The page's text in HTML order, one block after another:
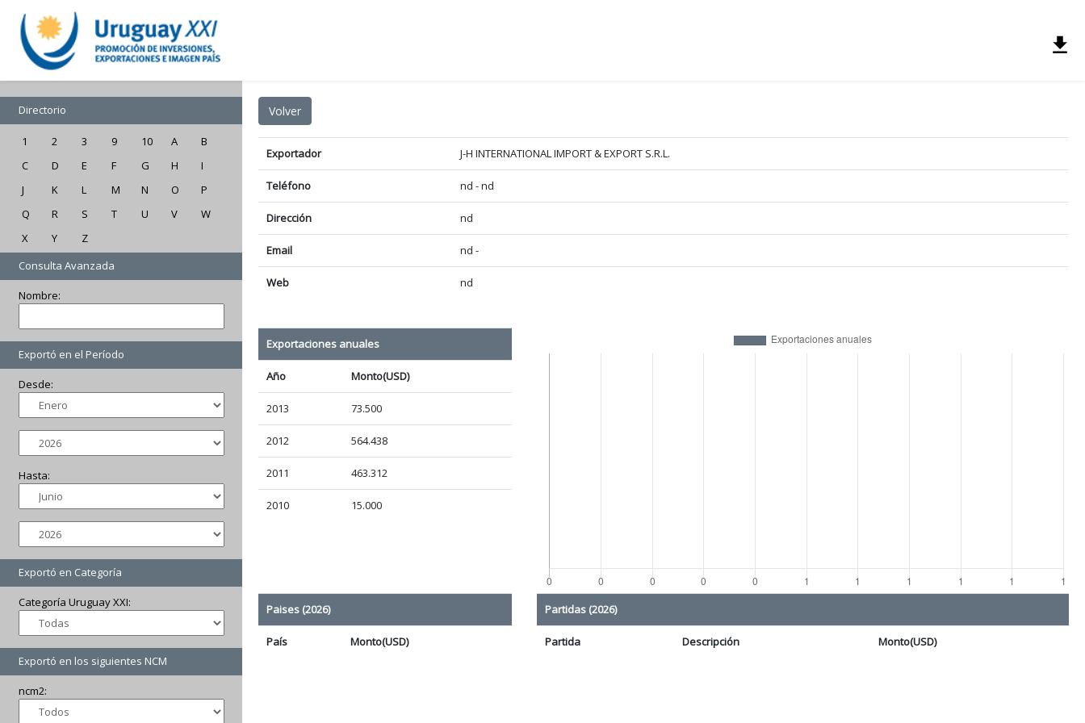
Directorio
1 2 3 9 10 A
B
C
D E F G H
I
J
K L M N O
P
Q
R S T U V
W
X
Y
Z
Consulta Avanzada
Nombre:
Exportó en el Período
Desde:
Hasta:
Exportó en Categoría
Categoría Uruguay XXI:
Exportó en los siguientes NCM
ncm2:
Exportador J-H INTERNATIONAL IMPORT & EXPORT S.R.L.
Teléfono nd - nd
Dirección nd
Email nd -
Web nd
Exportaciones anuales
Año Monto(USD)
2013 73.500
2012 564.438
2011 463.312
2010 15.000
Paises (2026)
País Monto(USD)
Partidas (2026)
Partida Descripción Monto(USD)